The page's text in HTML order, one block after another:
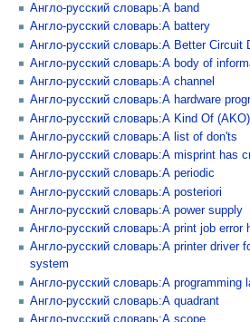
Англо-русский словарь:A band
Англо-русский словарь:A battery
Англо-русский словарь:A Better Circuit
Англо-русский словарь:A body of
Англо-русский словарь:A channel
Англо-русский словарь:A hardware
Англо-русский словарь:A Kind Of (AKO)
Англо-русский словарь:A list of don'ts
Англо-русский словарь:A misprint has
Англо-русский словарь:A periodic
Англо-русский словарь:A posteriori
Англо-русский словарь:A power supply
Англо-русский словарь:A print job error
Англо-русский словарь:A printer driver
system
Англо-русский словарь:A programming
Англо-русский словарь:A quadrant